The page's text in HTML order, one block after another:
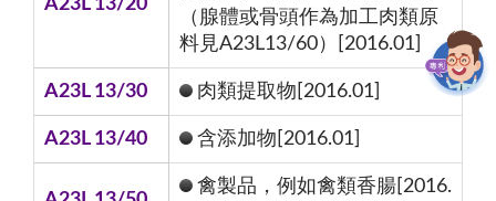
A23L 13/20
（腺體或骨頭作為加工肉類原
料見A23L13/60）[2016.01]
A23L 13/30 肉類提取物[2016.01]
A23L 13/40 含添加物[2016.01]
禽製品，例如禽類香腸[2016.